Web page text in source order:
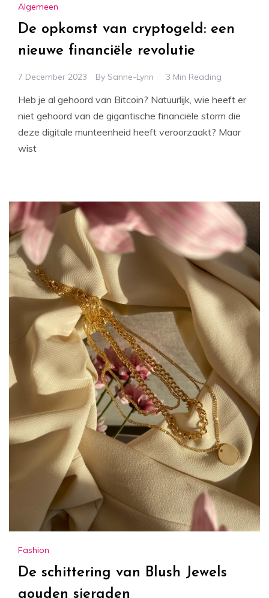
Algemeen
De opkomst van cryptogeld: een
nieuwe financiële revolutie
7 December 2023 By Sanne-Lynn 3 Min Reading
Heb je al gehoord van Bitcoin? Natuurlijk, wie heeft er
niet gehoord van de gigantische financiële storm die
deze digitale munteenheid heeft veroorzaakt? Maar
wist
Fashion
De schittering van Blush Jewels
gouden sieraden